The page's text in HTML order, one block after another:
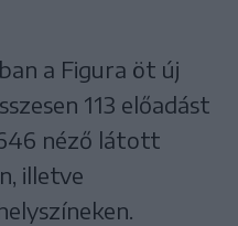
a Figura öt új
113 előadást
néző látott
illetve